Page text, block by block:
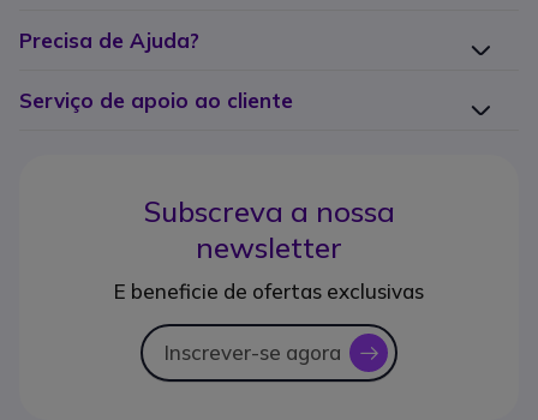
Precisa de Ajuda?
Serviço de apoio ao cliente
Subscreva a nossa
newsletter
E beneficie de ofertas exclusivas
Inscrever-se agora icon